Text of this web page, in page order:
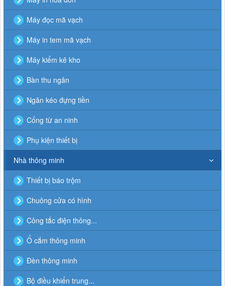
Máy đọc mã vạch
Máy in tem mã vạch
Máy kiểm kê kho
Bàn thu ngân
Ngăn kéo đựng tiền
Cổng từ an ninh
Phụ kiện thiết bị
Nhà thông minh
Thiết bị báo trộm
Chuông cửa có hình
Công tắc điện thông...
Ổ cắm thông minh
Đèn thông minh
Bộ điều khiển trung...